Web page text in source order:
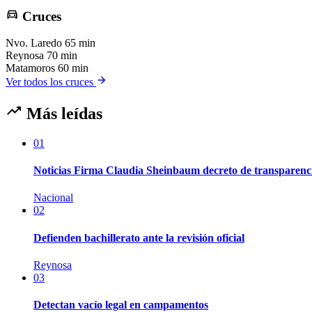
Cruces
Nvo. Laredo 65 min
Reynosa 70 min
Matamoros 60 min
Ver todos los cruces
Más leídas
01
Noticias Firma Claudia Sheinbaum decreto de
Nacional
02
Defienden bachillerato ante la revisión oficial
Reynosa
03
Detectan vacío legal en campamentos